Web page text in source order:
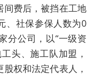
间费后，被挡在工地
、社保参保人数为0
分公司，以“一级资
头、施工队加盟，
权和法定代表人，